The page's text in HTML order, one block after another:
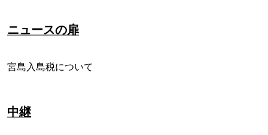
ニュースの扉
宮島入島税について
中継